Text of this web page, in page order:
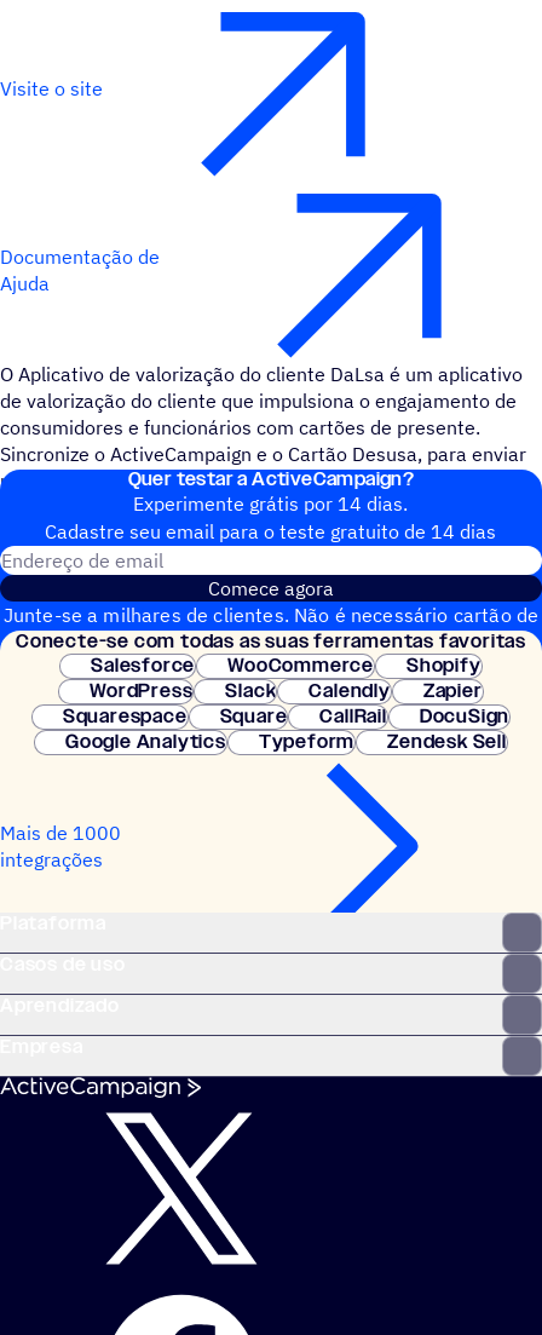
Visite o site
Documentação de
Ajuda
O Aplicativo de valorização do cliente DaLsa é um aplicativo
de valorização do cliente que impulsiona o engajamento de
consumidores e funcionários com cartões de presente.
Sincronize o ActiveCampaign e o Cartão Desusa, para enviar
um cartão-presente ou link de recompensa.
Quer testar a ActiveCampaign?
Experimente grátis por 14 dias.
Cadastre seu email para o teste gratuito de 14 dias
Comece agora
Junte-se a milhares de clientes. Não é necessário cartão de
crédito. Configuração instantânea.
Conecte-se com todas as suas ferramentas favoritas
Salesforce
WooCommerce
Shopify
WordPress
Slack Calendly
Zapier
Squarespace
Square CallRail
DocuSign
Google Analytics
Typeform Zendesk Sell
Mais de 1000
integrações